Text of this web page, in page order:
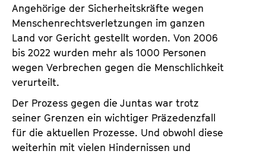
Angehörige der Sicherheitskräfte wegen
Menschenrechtsverletzungen im ganzen
Land vor Gericht gestellt worden. Von 2006
bis 2022 wurden mehr als 1000 Personen
wegen Verbrechen gegen die Menschlichkeit
verurteilt.
Der Prozess gegen die Juntas war trotz
seiner Grenzen ein wichtiger Präzedenzfall
für die aktuellen Prozesse. Und obwohl diese
weiterhin mit vielen Hindernissen und